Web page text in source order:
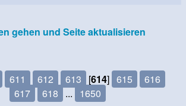
gehen und Seite aktualisieren
611 612 613 [614] 615
616
617
618 ... 1650